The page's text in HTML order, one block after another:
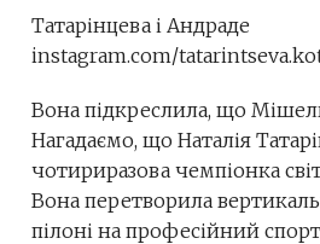
Татарінцева і Андраде
instagram.com/
Вона підкреслила, що
Нагадаємо, що Наталія
чотириразова чемпіонка
Вона перетворила
пілоні на професійний